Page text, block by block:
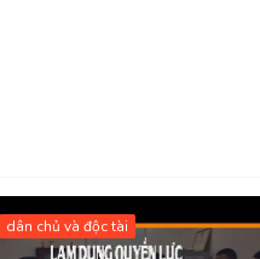
dân chủ và độc tài